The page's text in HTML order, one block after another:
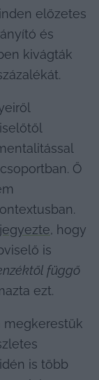
előzetes
és
kivágták
Ő
, hogy
is
függő
ezt.
megkerestük
is több